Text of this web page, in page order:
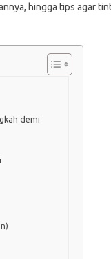
hingga tips agar
demi